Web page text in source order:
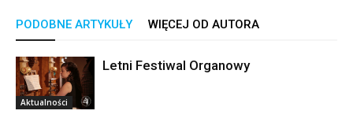
PODOBNE ARTYKUŁY WIĘCEJ OD AUTORA
Aktualności
Letni Festiwal Organowy